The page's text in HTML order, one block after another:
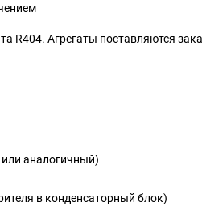
R404. Агрегаты поставляются
аналогичный)
в конденсаторный блок)